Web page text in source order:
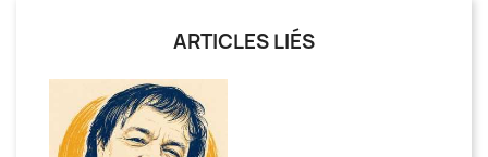
ARTICLES LIÉS